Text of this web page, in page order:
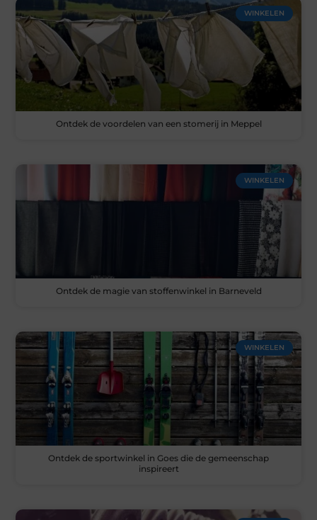
WINKELEN
Ontdek de voordelen van een stomerij in Meppel
WINKELEN
Ontdek de magie van stoffenwinkel in Barneveld
WINKELEN
Ontdek de sportwinkel in Goes die de gemeenschap
inspireert